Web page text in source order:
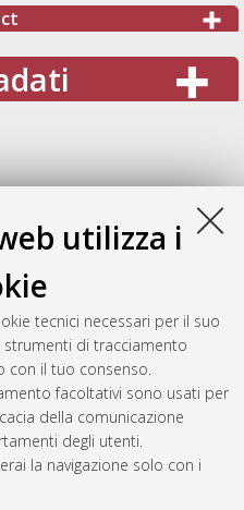
utilizza i
tecnici necessari per il suo
di tracciamento
con il tuo consenso.
facoltativi sono usati per
della comunicazione
degli utenti.
la navigazione solo con i